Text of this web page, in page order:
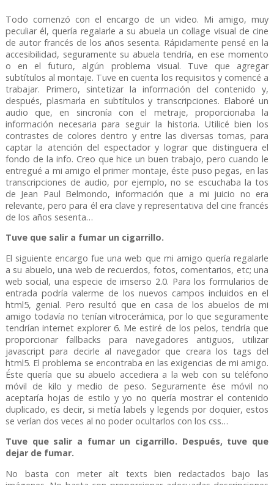
Todo comenzó con el encargo de un video. Mi amigo, muy
peculiar él, quería regalarle a su abuela un collage visual de cine
de autor francés de los años sesenta. Rápidamente pensé en la
accesibilidad, seguramente su abuela tendría, en ese momento
o en el futuro, algún problema visual. Tuve que agregar
subtítulos al montaje. Tuve en cuenta los requisitos y comencé a
trabajar. Primero, sintetizar la información del contenido y,
después, plasmarla en subtítulos y transcripciones. Elaboré un
audio que, en sincronía con el metraje, proporcionaba la
información necesaria para seguir la historia. Utilicé bien los
contrastes de colores dentro y entre las diversas tomas, para
captar la atención del espectador y lograr que distinguera el
fondo de la info. Creo que hice un buen trabajo, pero cuando le
entregué a mi amigo el primer montaje, éste puso pegas, en las
transcripciones de audio, por ejemplo, no se escuchaba la tos
de Jean Paul Belmondo, información que a mi juicio no era
relevante, pero para él era clave y representativa del cine francés
de los años sesenta…
Tuve que salir a fumar un cigarrillo.
El siguiente encargo fue una web que mi amigo quería regalarle
a su abuelo, una web de recuerdos, fotos, comentarios, etc; una
web social, una especie de imserso 2.0. Para los formularios de
entrada podría valerme de los nuevos campos incluidos en el
html5, genial. Pero resultó que en casa de los abuelos de mi
amigo todavía no tenían vitrocerámica, por lo que seguramente
tendrían internet explorer 6. Me estiré de los pelos, tendría que
proporcionar fallbacks para navegadores antiguos, utilizar
javascript para decirle al navegador que creara los tags del
html5. El problema se encontraba en las exigencias de mi amigo.
Éste quería que su abuelo accediera a la web con su teléfono
móvil de kilo y medio de peso. Seguramente ése móvil no
aceptaría hojas de estilo y yo no quería mostrar el contenido
duplicado, es decir, si metía labels y legends por doquier, estos
se verían dos veces al no poder ocultarlos con los css…
Tuve que salir a fumar un cigarrillo. Después, tuve que
dejar de fumar.
No basta con meter alt texts bien redactados bajo las